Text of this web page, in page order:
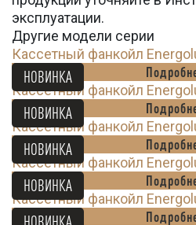
эксплуатации.
Другие модели серии
Кассетный фанкойл
НОВИНКА
Кассетный фанкойл
НОВИНКА
Кассетный фанкойл
НОВИНКА
Кассетный фанкойл
НОВИНКА
Кассетный фанкойл